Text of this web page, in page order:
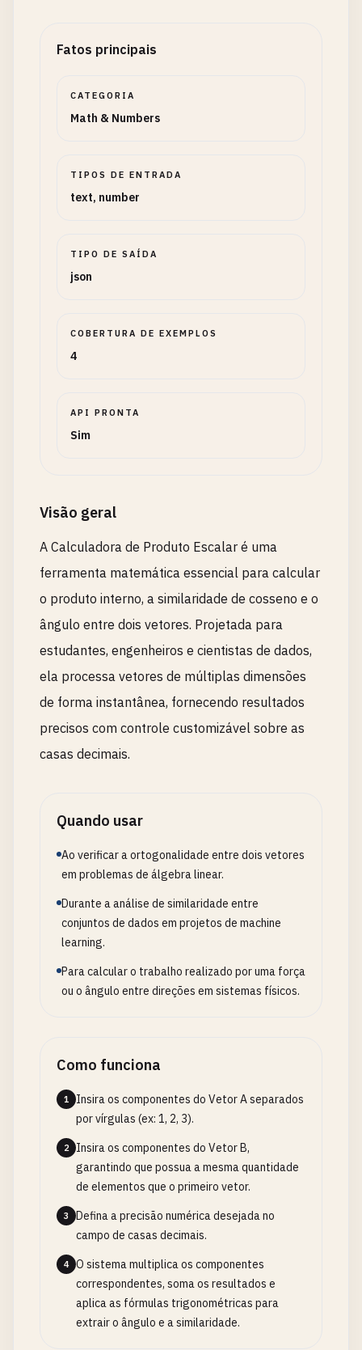
Fatos principais
CATEGORIA
Math & Numbers
TIPOS DE ENTRADA
text, number
TIPO DE SAÍDA
json
COBERTURA DE EXEMPLOS
4
API PRONTA
Sim
Visão geral
A Calculadora de Produto Escalar é uma
ferramenta matemática essencial para calcular
o produto interno, a similaridade de cosseno e o
ângulo entre dois vetores. Projetada para
estudantes, engenheiros e cientistas de dados,
ela processa vetores de múltiplas dimensões
de forma instantânea, fornecendo resultados
precisos com controle customizável sobre as
casas decimais.
Quando usar
Ao verificar a ortogonalidade entre dois vetores
em problemas de álgebra linear.
Durante a análise de similaridade entre
conjuntos de dados em projetos de machine
learning.
Para calcular o trabalho realizado por uma força
ou o ângulo entre direções em sistemas físicos.
Como funciona
1
Insira os componentes do Vetor A separados
por vírgulas (ex: 1, 2, 3).
2
Insira os componentes do Vetor B,
garantindo que possua a mesma quantidade
de elementos que o primeiro vetor.
3
Defina a precisão numérica desejada no
campo de casas decimais.
4
O sistema multiplica os componentes
correspondentes, soma os resultados e
aplica as fórmulas trigonométricas para
extrair o ângulo e a similaridade.